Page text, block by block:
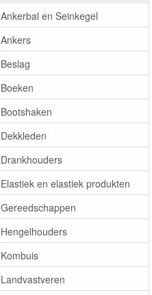
Ankerbal en Seinkegel
Ankers
Beslag
Boeken
Bootshaken
Dekkleden
Drankhouders
Elastiek en elastiek produkten
Gereedschappen
Hengelhouders
Kombuis
Landvastveren